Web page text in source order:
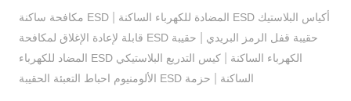
أكياس البلاستيك ESD المضادة للكهرباء الساكنة |
ESD مكافحة ساكنة
حقيبة قفل الرمز البريدي
حقيبة ESD قابلة لإعادة الإغلاق لمكافحة
الكهرباء الساكنة |
كيس التدريع البلاستيكي ESD المضاد للكهرباء
الساكنة
حزمة ESD الألومنيوم احباط التعبئة الحقيبة